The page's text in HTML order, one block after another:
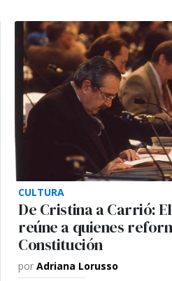
CULTURA
De Cristina a Carrió:
reúne a quienes
Constitución
por Adriana Lorusso